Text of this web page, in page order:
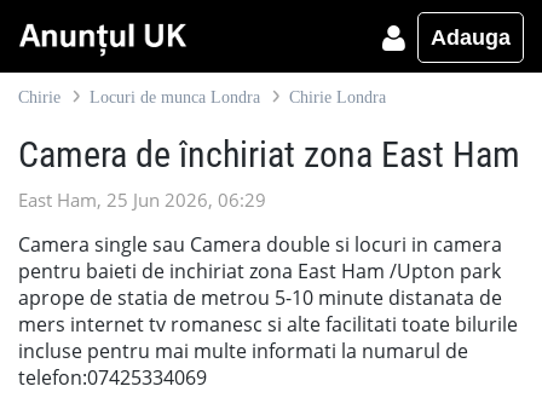
Adauga
Chirie Locuri de munca Londra Chirie Londra
Camera de închiriat zona East Ham
East Ham, 25 Jun 2026, 06:29
Camera single sau Camera double si locuri in camera
pentru baieti de inchiriat zona East Ham /Upton park
aprope de statia de metrou 5-10 minute distanata de
mers internet tv romanesc si alte facilitati toate bilurile
incluse pentru mai multe informati la numarul de
telefon:07425334069